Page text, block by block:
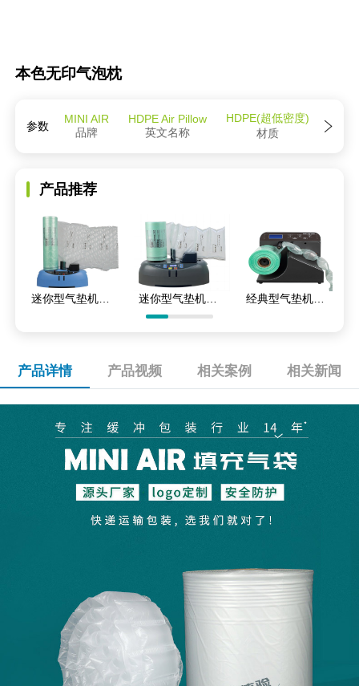
本色无印气泡枕
参数
MINI AIR
品牌
HDPE Air Pillow
英文名称
HDPE(超低密度)
材质
产品推荐
经典型气垫机CA3
产品详情 产品视频 相关案例 相关新闻